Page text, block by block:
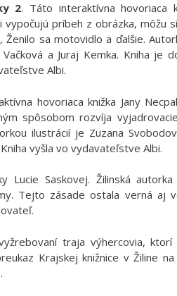
2. Táto interaktívna hovoriaca
príbeh z obrázka, môžu
Ženilo sa motovidlo a ďalšie.
a Juraj Kemka. Kniha je
Albi.
hovoriaca knižka Jany
spôsobom rozvíja
ilustrácií je Zuzana
vyšla vo vydavateľstve Albi.
Lucie Saskovej. Žilinská
Tejto zásade ostala verná aj
traja výhercovia, ktorí
Krajskej knižnice v Žiline